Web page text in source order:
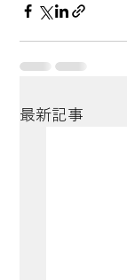
最新記事